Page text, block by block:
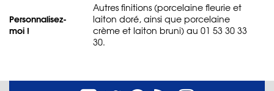
Personnalisez-
moi !
Autres finitions (porcelaine fleurie et
laiton doré, ainsi que porcelaine
crème et laiton bruni) au 01 53 30 33
30.